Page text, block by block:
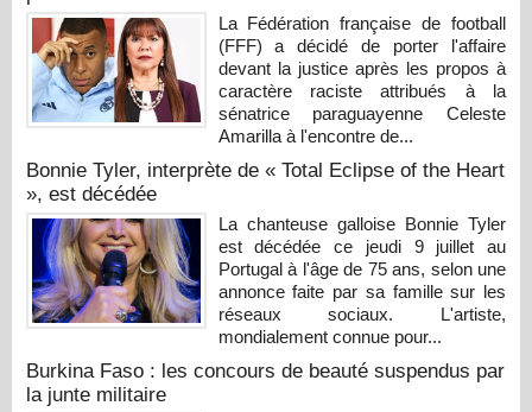
La Fédération française de football
(FFF) a décidé de porter l'affaire
devant la justice après les propos à
caractère raciste attribués à la
sénatrice paraguayenne Celeste
Amarilla à l'encontre de...
Bonnie Tyler, interprète de « Total Eclipse of the Heart
», est décédée
La chanteuse galloise Bonnie Tyler
est décédée ce jeudi 9 juillet au
Portugal à l'âge de 75 ans, selon une
annonce faite par sa famille sur les
réseaux sociaux. L'artiste,
mondialement connue pour...
Burkina Faso : les concours de beauté suspendus par
la junte militaire